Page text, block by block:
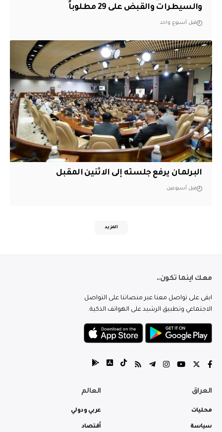
والسيطرات والقبض على 29 مطلوباً
قبل أسبوع واحد
البرلمان يرفع جلسته إلى الاثنين المقبل
قبل أسبوعين
المزيد
معك اينما تكون..
ابقى على تواصل معنا عبر منصاتنا على التواصل
الاجتماعي وتطبيق الرشيد على الهواتف الذكية.
العراق
محليات
سياسة
العالم
عربي ودولي
أقتصاد